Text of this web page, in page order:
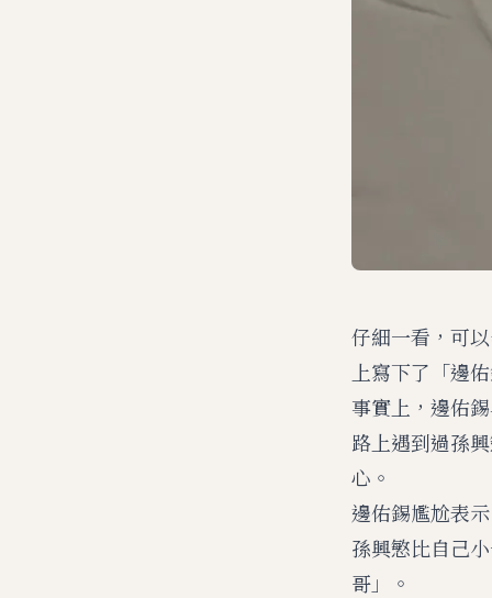
仔細一看，可
上寫下了「邊
事實上，邊佑
路上遇到過孫
心。
邊佑錫尷尬表
孫興慜比自己
哥」。